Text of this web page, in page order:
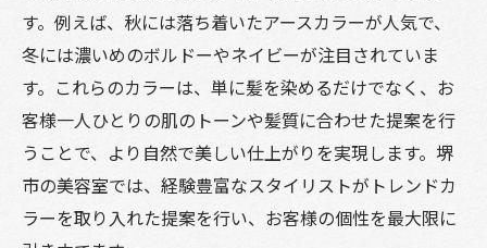
す。例えば、秋には落ち着いたアースカラーが人気で、
冬には濃いめのボルドーやネイビーが注目されていま
す。これらのカラーは、単に髪を染めるだけでなく、お
客様一人ひとりの肌のトーンや髪質に合わせた提案を行
うことで、より自然で美しい仕上がりを実現します。堺
市の美容室では、経験豊富なスタイリストがトレンドカ
ラーを取り入れた提案を行い、お客様の個性を最大限に